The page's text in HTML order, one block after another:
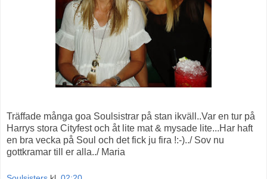
Träffade många goa Soulsistrar på stan ikväll..Var en tur på
Harrys stora Cityfest och åt lite mat & mysade lite...Har haft
en bra vecka på Soul och det fick ju fira !:-)../ Sov nu
gottkramar till er alla../ Maria